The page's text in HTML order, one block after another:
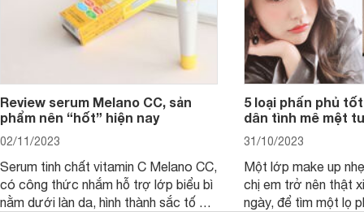
Review serum Melano CC, sản
phẩm nên “hốt” hiện nay
02/11/2023
Serum tinh chất vitamin C Melano CC,
có công thức nhắm hỗ trợ lớp biểu bì
nằm dưới làn da, hình thành sắc tố da,
5 loại phấn phủ
dân tình mê mệt
31/10/2023
Một lớp make up
chị em trở nên thật
ngày, để tìm một lọ